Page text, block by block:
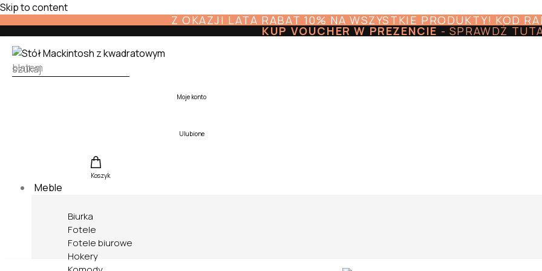
Skip to content
Z OKAZJI LATA RABAT 10% NA WSZYSTKIE PRODUKTY! KOD
KUP VOUCHER W PREZENCIE - SPRAWDŹ
Moje konto
Ulubione
Koszyk
Meble
Biurka
Fotele
Fotele biurowe
Hokery